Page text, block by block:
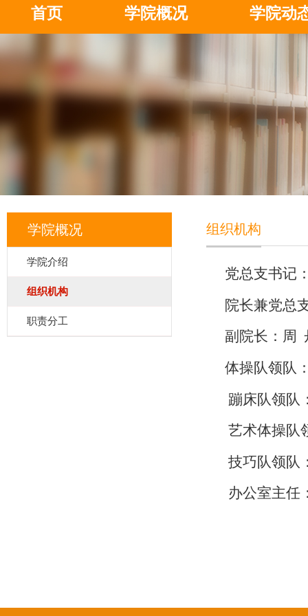
首页 学院概况 学院动
学院概况
学院介绍
组织机构
职责分工
组织机构
党总支书记
院长兼党总
副院长：周
体操队领队：
蹦床队领队
艺术体操队
技巧队领队：
办公室主任：